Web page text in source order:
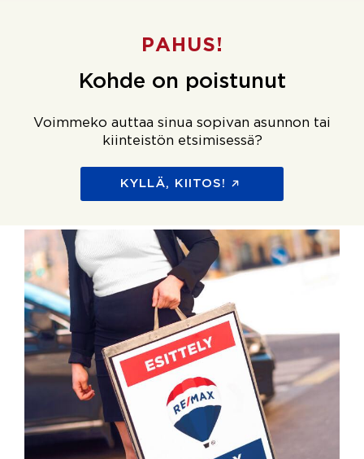
PAHUS!
Kohde on poistunut
Voimmeko auttaa sinua sopivan asunnon tai
kiinteistön etsimisessä?
KYLLÄ, KIITOS!